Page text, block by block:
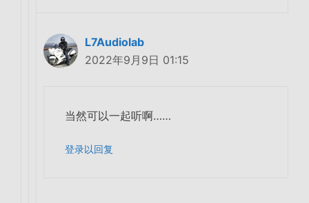
L7Audiolab
2022年9月9日 01:15
当然可以一起听啊……
登录以回复